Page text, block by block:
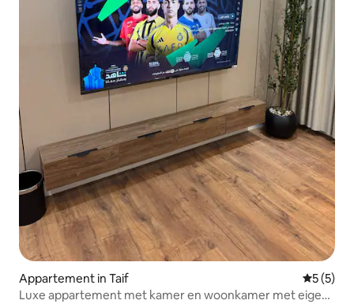
Appartement in Taif
5 (5)
Luxe appartement met kamer en woonkamer met eigen